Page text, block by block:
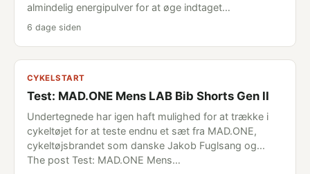
almindelig energipulver for at øge indtaget…
6 dage siden
CYKELSTART
Test: MAD.ONE Mens LAB Bib Shorts Gen II
Undertegnede har igen haft mulighed for at trække i
cykeltøjet for at teste endnu et sæt fra MAD.ONE,
cykeltøjsbrandet som danske Jakob Fuglsang og...
The post Test: MAD.ONE Mens…